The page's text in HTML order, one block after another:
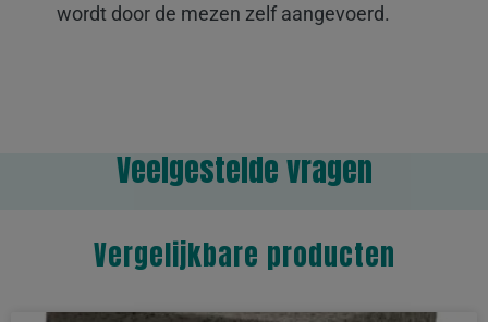
wordt door de mezen zelf aangevoerd.
Veelgestelde vragen
Vergelijkbare producten